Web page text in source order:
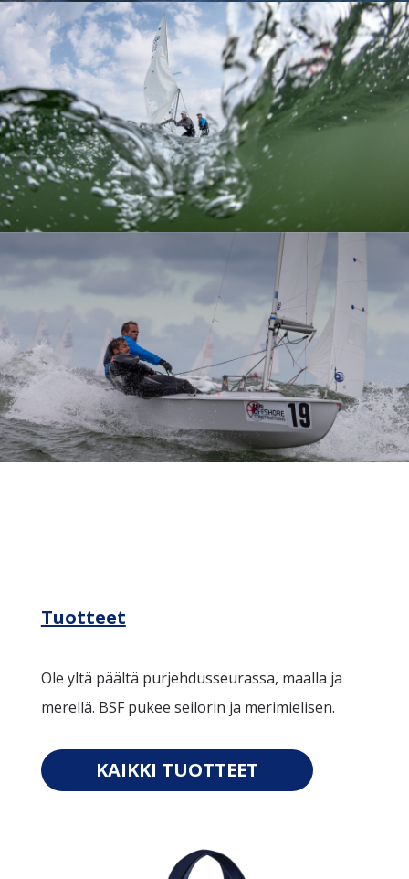
Tuotteet
Ole yltä päältä purjehdusseurassa, maalla ja
merellä. BSF pukee seilorin ja merimielisen.
KAIKKI TUOTTEET